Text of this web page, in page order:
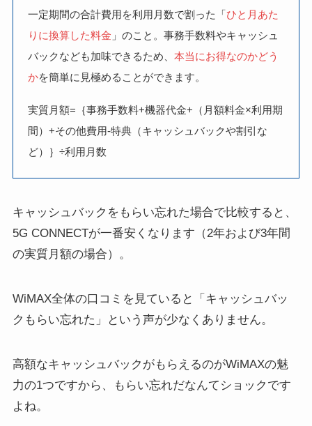
一定期間の合計費用を利用月数で割った「ひと月あた
りに換算した料金 」のこと。事務手数料やキャッシュ
バックなども加味できるため、本当にお得なのかどう
かを簡単に見極めることができます。
実質月額=｛事務手数料+機器代金+（月額料金×利用期
間）+その他費用-特典（キャッシュバックや割引な
ど）｝÷利用月数
キャッシュバックをもらい忘れた場合で比較すると、
5G CONNECTが一番安くなります（2年および3年間
の実質月額の場合）。
WiMAX全体の口コミを見ていると「キャッシュバッ
クもらい忘れた」という声が少なくありません。
高額なキャッシュバックがもらえるのがWiMAXの魅
力の1つですから、もらい忘れだなんてショックです
よね。